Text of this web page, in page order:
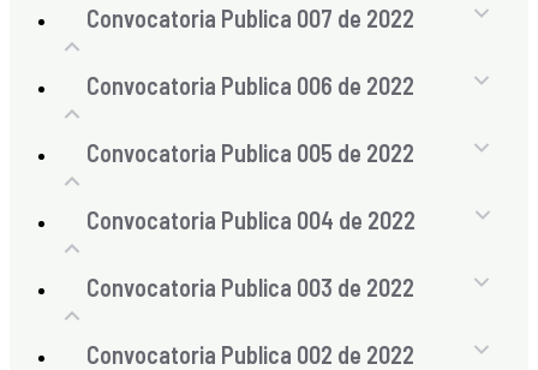
Convocatoria Publica 007 de 2022
Convocatoria Publica 006 de 2022
Convocatoria Publica 005 de 2022
Convocatoria Publica 004 de 2022
Convocatoria Publica 003 de 2022
Convocatoria Publica 002 de 2022